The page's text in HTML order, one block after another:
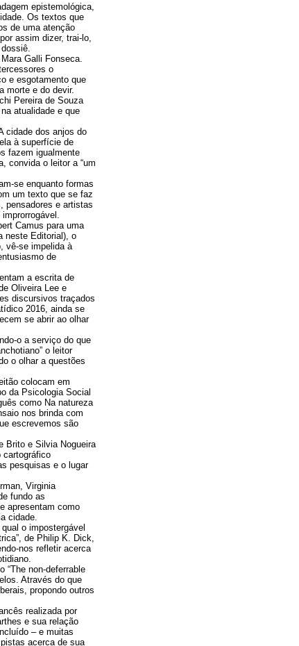
epistemológica,
Os textos que
de uma atenção
assim dizer, trai-lo,
Galli Fonseca.
o
e esgotamento que
morte e do devir.
Pereira de Souza
atualidade e que
cidade dos anjos do
à superfície de
fazem igualmente
convida o leitor a “um
se enquanto formas
um texto que se faz
pensadores e artistas
Camus para uma
neste Editorial), o
vê-se impelida à
de
a escrita de
Oliveira Lee e
discursivos traçados
2016, ainda se
se abrir ao olhar
o a serviço do que
o leitor
o olhar a questões
colocam em
da Psicologia Social
como Na natureza
nos brinda com
escrevemos são
Brito e Silvia Nogueira
cartográfico
pesquisas e o lugar
Virginia
fundo as
apresentam como
cidade.
o impostergável
de Philip K. Dick,
nos refletir acerca
“The non-deferrable
Através do que
propondo outros
realizada por
e sua relação
– e muitas
acerca de sua